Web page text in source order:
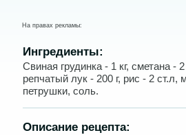
На правах рекламы:
Ингредиенты:
Свиная грудинка - 1 кг, сметана -
репчатый лук - 200 г, рис - 2 ст.л,
петрушки, соль.
Описание рецепта: